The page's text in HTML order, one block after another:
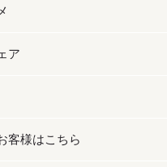
乾麺
品
ッシング
ンク
ューハイ
ィスキー・カクテル
ア
ェア
客様はこちら